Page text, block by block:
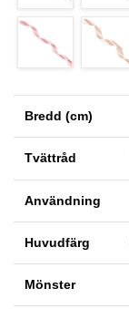
Bredd (cm)
Tvättråd
Användning
Huvudfärg
Mönster